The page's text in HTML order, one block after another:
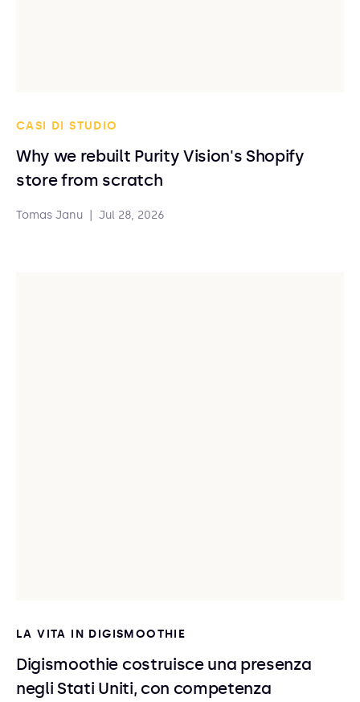
CASI DI STUDIO
Why we rebuilt Purity Vision's Shopify
store from scratch
Tomas Janu Jul 28, 2026
LA VITA IN DIGISMOOTHIE
Digismoothie costruisce una presenza
negli Stati Uniti, con competenza